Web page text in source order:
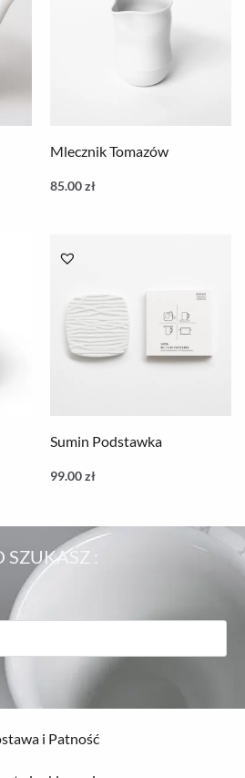
Mlecznik Tomazów
85.00zł
Sumin Podstawka
99.00zł
SZUKASZ :
i Patność